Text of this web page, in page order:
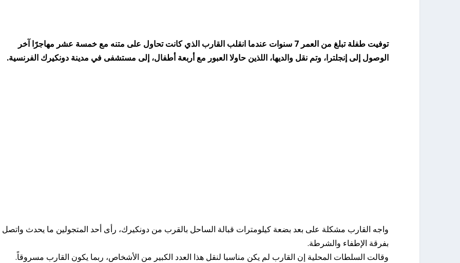
توفيت طفلة تبلغ من العمر 7 سنوات عندما انقلب القارب الذي كانت تحاول على متنه مع خمسة عشر مهاجرًا آخر
الوصول إلى إنجلترا، وتم نقل والديها، اللذين حاولا العبور مع أربعة أطفال، إلى مستشفى في مدينة دونكيرك الفرنسية.
واجه القارب مشكلة على بعد بضعة كيلومترات قبالة الساحل بالقرب من دونكيرك، رأى أحد المتجولين ما يحدث واتصل
بفرقة الإطفاء والشرطة.
وقالت السلطات المحلية إن القارب لم يكن مناسبا لنقل هذا العدد الكبير من الأشخاص، ربما يكون القارب مسروقاً.